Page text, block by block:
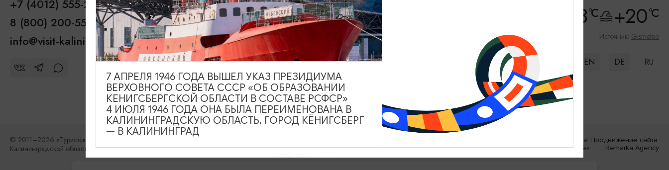
+7 (4012) 555-200
8 (800) 200-55-39
info@visit-kaliningrad.ru
Где остановиться
ответственности за качество
услуг, предоставленных
сторонними организациями
+16.3°C +20°C
Источник: Gismeteo
EN DE RU
© 2011–2026 «Туристский информационный центр
Калининградской области»
Разработка сайта:
«Решение»
Продвижение сайта:
Remarka Agency
7 АПРЕЛЯ 1946 ГОДА ВЫШЕЛ УКАЗ ПРЕЗИДИУМА
ВЕРХОВНОГО СОВЕТА СССР «ОБ ОБРАЗОВАНИИ
КЕНИГСБЕРГСКОЙ ОБЛАСТИ В СОСТАВЕ РСФСР»
4 ИЮЛЯ 1946 ГОДА ОНА БЫЛА ПЕРЕИМЕНОВАНА В
КАЛИНИНГРАДСКУЮ ОБЛАСТЬ, ГОРОД КЁНИГСБЕРГ
— В КАЛИНИНГРАД